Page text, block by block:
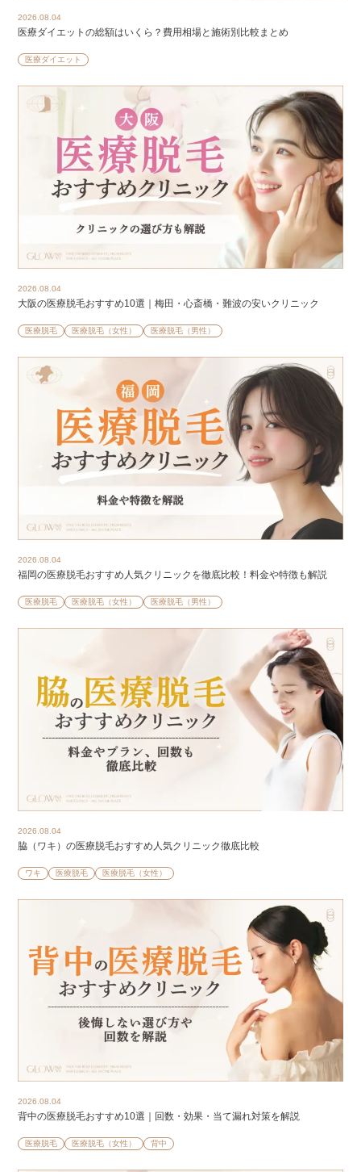
2026.08.04
医療ダイエットの総額はいくら？費用相場と施術別比較まとめ
医療ダイエット
2026.08.04
大阪の医療脱毛おすすめ10選｜梅田・心斎橋・難波の安いクリニック
医療脱毛 医療脱毛（女性） 医療脱毛（男性）
2026.08.04
福岡の医療脱毛おすすめ人気クリニックを徹底比較！料金や特徴も解説
医療脱毛 医療脱毛（女性） 医療脱毛（男性）
2026.08.04
脇（ワキ）の医療脱毛おすすめ人気クリニック徹底比較
ワキ 医療脱毛 医療脱毛（女性）
2026.08.04
背中の医療脱毛おすすめ10選｜回数・効果・当て漏れ対策を解説
医療脱毛 医療脱毛（女性） 背中